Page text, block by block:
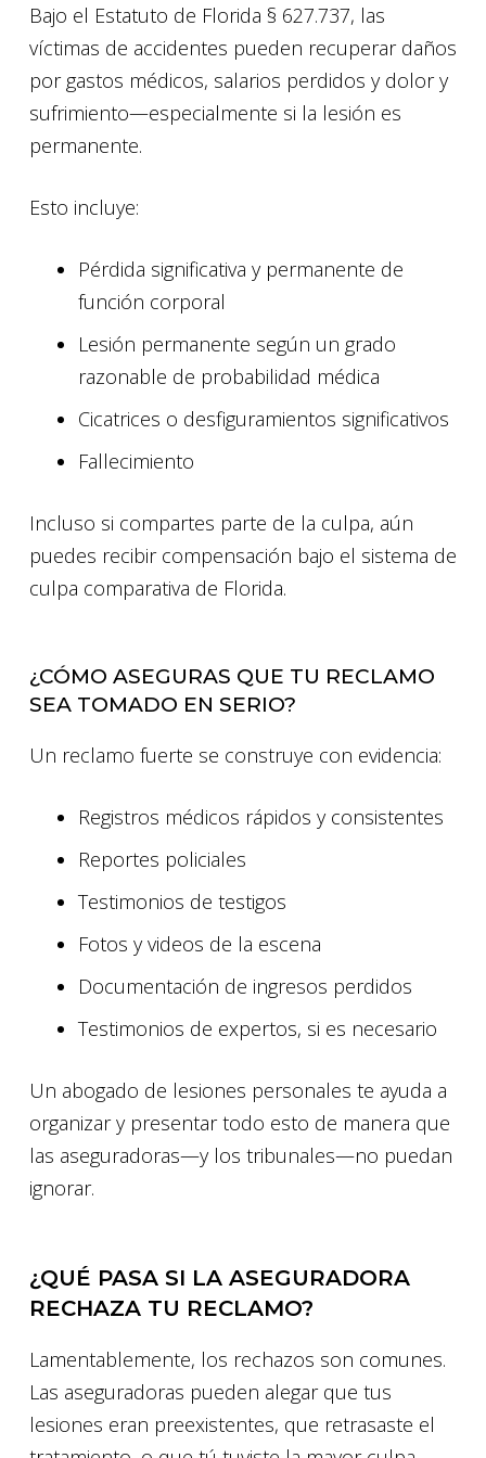
Bajo el Estatuto de Florida § 627.737, las
víctimas de accidentes pueden recuperar daños
por gastos médicos, salarios perdidos y dolor y
sufrimiento—especialmente si la lesión es
permanente.
Esto incluye:
Pérdida significativa y permanente de
función corporal
Lesión permanente según un grado
razonable de probabilidad médica
Cicatrices o desfiguramientos significativos
Fallecimiento
Incluso si compartes parte de la culpa, aún
puedes recibir compensación bajo el sistema de
culpa comparativa de Florida.
¿CÓMO ASEGURAS QUE TU RECLAMO
SEA TOMADO EN SERIO?
Un reclamo fuerte se construye con evidencia:
Registros médicos rápidos y consistentes
Reportes policiales
Testimonios de testigos
Fotos y videos de la escena
Documentación de ingresos perdidos
Testimonios de expertos, si es necesario
Un abogado de lesiones personales te ayuda a
organizar y presentar todo esto de manera que
las aseguradoras—y los tribunales—no puedan
ignorar.
¿QUÉ PASA SI LA ASEGURADORA
RECHAZA TU RECLAMO?
Lamentablemente, los rechazos son comunes.
Las aseguradoras pueden alegar que tus
lesiones eran preexistentes, que retrasaste el